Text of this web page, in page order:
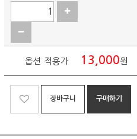
옵션 적용가 13,000원
장바구니 구매하기